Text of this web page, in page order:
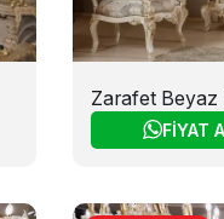
Zarafet Beyaz
FİYAT